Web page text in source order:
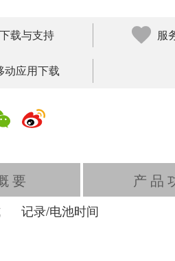
下载与支持 服
动应用下载
要 产品
记录/电池时间